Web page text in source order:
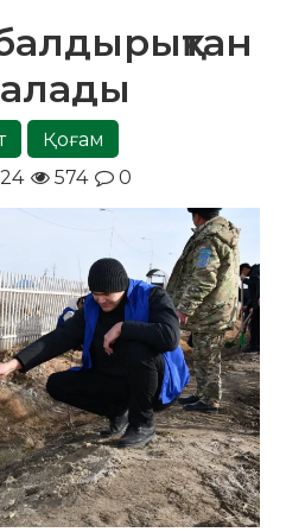
Қоғам
574 0